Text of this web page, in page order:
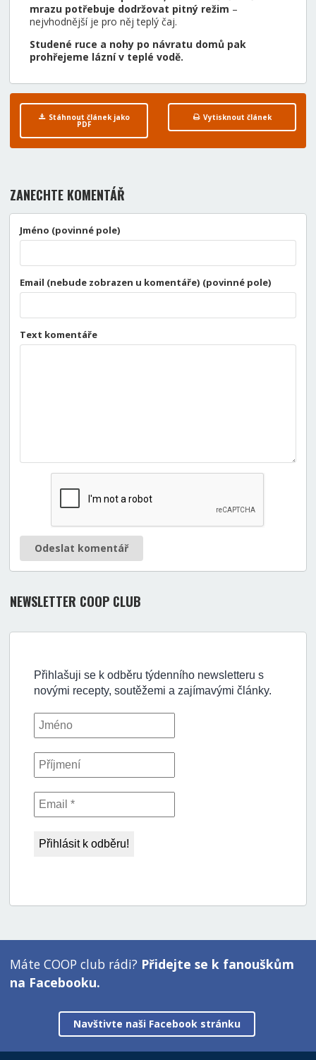
mrazu potřebuje dodržovat pitný režim –
nejvhodnější je pro něj teplý čaj.
Studené ruce a nohy po návratu domů pak
prohřejeme lázní v teplé vodě.
Stáhnout článek jako
PDF
Vytisknout článek
ZANECHTE KOMENTÁŘ
Jméno (povinné pole)
Email (nebude zobrazen u komentáře) (povinné pole)
Text komentáře
Odeslat komentář
NEWSLETTER COOP CLUB
Máte COOP club rádi? Přidejte se k fanouškům
na Facebooku.
Navštivte naši Facebook stránku